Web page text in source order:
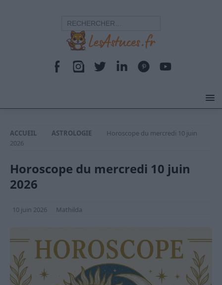
ACCUEIL ASTROLOGIE
Horoscope du mercredi 10 juin
2026
Horoscope du mercredi 10 juin
2026
10 juin 2026 Mathilda